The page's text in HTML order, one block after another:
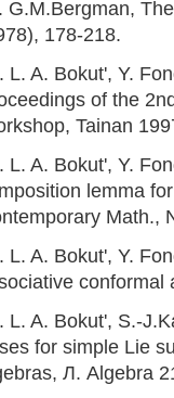
G.M.Bergman,
178-218.
L. A. Bokut', Y.
of the
Tainan
L. A. Bokut', Y.
lemma
Math.,
L. A. Bokut', Y.
conformal
L. A. Bokut', S.-
for simple Lie
Л. Algebra